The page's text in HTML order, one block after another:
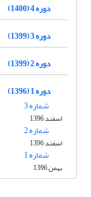
دوره 4 (1400)
دوره 3 (1399)
دوره 2 (1399)
دوره 1 (1396)
شماره 3
اسفند 1396
شماره 2
اسفند 1396
شماره 1
بهمن 1396